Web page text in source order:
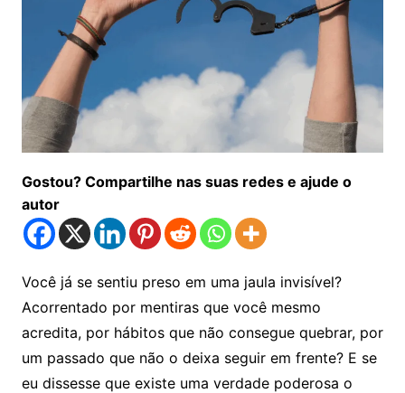
Gostou? Compartilhe nas suas redes e ajude o
autor
Você já se sentiu preso em uma jaula invisível?
Acorrentado por mentiras que você mesmo
acredita, por hábitos que não consegue quebrar, por
um passado que não o deixa seguir em frente? E se
eu dissesse que existe uma verdade poderosa o